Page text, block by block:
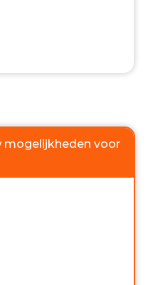
mogelijkheden voor